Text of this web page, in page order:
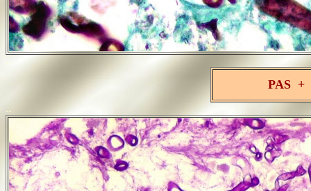
..
PAS +
..